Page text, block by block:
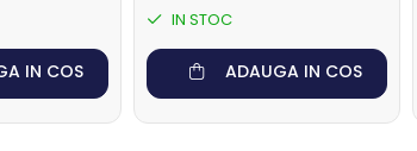
IN COS
IN STOC
ADAUGA IN COS